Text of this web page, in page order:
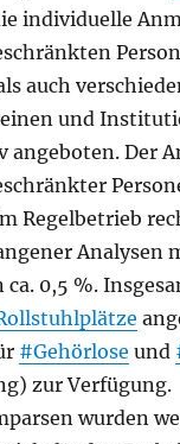
individuelle
auch
und
angeboten. Der
Regelbetrieb
Analysen
ca. 0,5 %.
#Gehörlose und
zur Verfügung.
wurden